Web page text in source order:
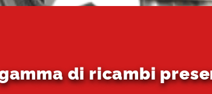
di ricambi